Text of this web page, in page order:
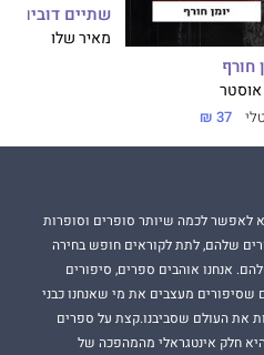
חורף
אוסטר
37 ₪
שתיים דובים
מאיר שלו
לאפשר לכמה שיותר סופרים וסופרות
שלהם, לתת לקוראים חופש בחירה
אנחנו אוהבים ספרים, סיפורים
שסיפורים מעצבים את מי שאנחנו כבני
את העולם שסביבנו.קצת על ספרים
היא חלק אינטגראלי מהמהפכה של